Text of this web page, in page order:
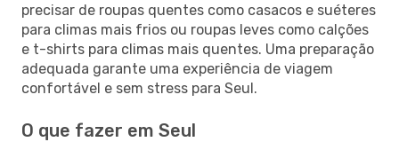
precisar de roupas quentes como casacos e suéteres
para climas mais frios ou roupas leves como calções
e t-shirts para climas mais quentes. Uma preparação
adequada garante uma experiência de viagem
confortável e sem stress para Seul.
O que fazer em Seul